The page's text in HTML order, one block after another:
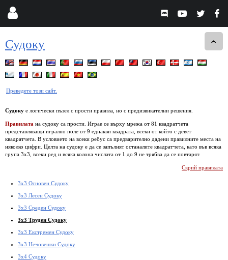
Судоку
Преведете този сайт.
Судоку е логически пъзел с прости правила, но с предизвикателни решения.
Правилата на судоку са прости. Играе се върху мрежа от 81 квадратчета
представляващи игрално поле от 9 еднакви квадрата, всеки от който с девет
квадратчета. В условието на всеки ребус са предварително дадени правилните места на
няколко цифри. Целта на судоку е да се запълнят останалите квадратчета, като във всяка
група 3х3, всеки ред и всяка колона числата от 1 до 9 не трябва да се повтарят.
Скрий правилата
3x3 Основен Судоку
3x3 Лесен Судоку
3x3 Среден Судоку
3x3 Труден Судоку
3x3 Екстремен Судоку
3x3 Нечовешки Судоку
3x4 Судоку